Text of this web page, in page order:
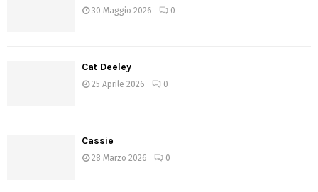
30 Maggio 2026 0
Cat Deeley
25 Aprile 2026 0
Cassie
28 Marzo 2026 0